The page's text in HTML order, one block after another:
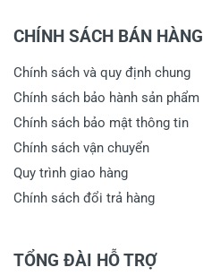
CHÍNH SÁCH BÁN HÀNG
Chính sách và quy định chung
Chính sách bảo hành sản phẩm
Chính sách bảo mật thông tin
Chính sách vận chuyển
Quy trình giao hàng
Chính sách đổi trả hàng
TỔNG ĐÀI HỖ TRỢ